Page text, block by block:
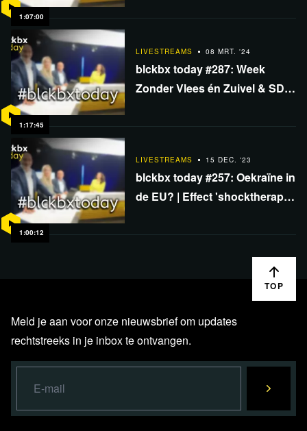
1:07:00
1:17:45
LIVESTREAMS 08 MRT. '24
blckbx today #287: Week
Zonder Vlees én Zuivel & SDG
1:00:12
LIVESTREAMS 15 DEC. '23
blckbx today #257: Oekraïne in
de EU? | Effect 'shocktherapie'
TOP
Meld je aan voor onze nieuwsbrief om updates
rechtstreeks in je inbox te ontvangen.